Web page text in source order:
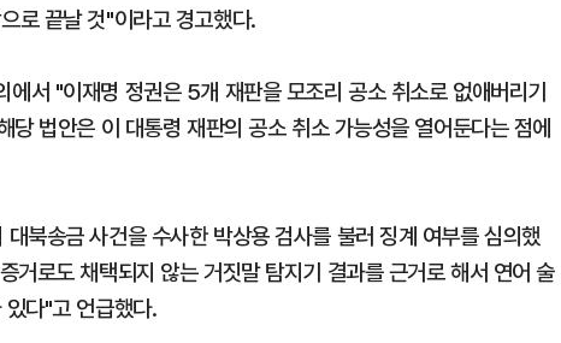
로 끝날 것"이라고 경고했다.
서 "이재명 정권은 5개 재판을 모조리 공소 취소로 없애버리기
법안은 이 대통령 재판의 공소 취소 가능성을 열어둔다는 점에
북송금 사건을 수사한 박상용 검사를 불러 징계 여부를 심의했
거로도 채택되지 않는 거짓말 탐지기 결과를 근거로 해서 연어 술
다"고 언급했다.